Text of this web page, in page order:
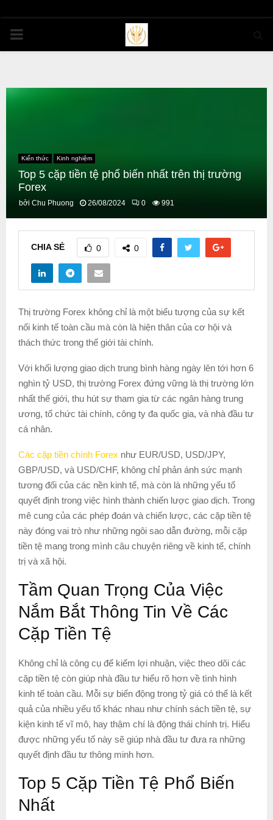
PRIMARY
Kiến thức Kinh nghiệm
Top 5 cặp tiền tệ phổ biến nhất trên thị trường
Forex
bởi Chu Phuong 26/08/2024 0 991
CHIA SẺ 0 0
Thị trường Forex không chỉ là một biểu tượng của sự kết
nối kinh tế toàn cầu mà còn là hiện thân của cơ hội và
thách thức trong thế giới tài chính.
Với khối lượng giao dịch trung bình hàng ngày lên tới hơn 6
nghìn tỷ USD, thị trường Forex đứng vững là thị trường lớn
nhất thế giới, thu hút sự tham gia từ các ngân hàng trung
ương, tổ chức tài chính, công ty đa quốc gia, và nhà đầu tư
cá nhân.
Các cặp tiền chính Forex như EUR/USD, USD/JPY,
GBP/USD, và USD/CHF, không chỉ phản ánh sức mạnh
tương đối của các nền kinh tế, mà còn là những yếu tố
quyết định trong việc hình thành chiến lược giao dịch. Trong
mê cung của các phép đoán và chiến lược, các cặp tiền tệ
này đóng vai trò như những ngôi sao dẫn đường, mỗi cặp
tiền tệ mang trong mình câu chuyện riêng về kinh tế, chính
trị và xã hội.
Tầm Quan Trọng Của Việc
Nắm Bắt Thông Tin Về Các
Cặp Tiền Tệ
Không chỉ là công cụ để kiếm lợi nhuận, việc theo dõi các
cặp tiền tệ còn giúp nhà đầu tư hiểu rõ hơn về tình hình
kinh tế toàn cầu. Mỗi sự biến động trong tỷ giá có thể là kết
quả của nhiều yếu tố khác nhau như chính sách tiền tệ, sự
kiện kinh tế vĩ mô, hay thậm chí là động thái chính trị. Hiểu
được những yếu tố này sẽ giúp nhà đầu tư đưa ra những
quyết định đầu tư thông minh hơn.
Top 5 Cặp Tiền Tệ Phổ Biến
Nhất